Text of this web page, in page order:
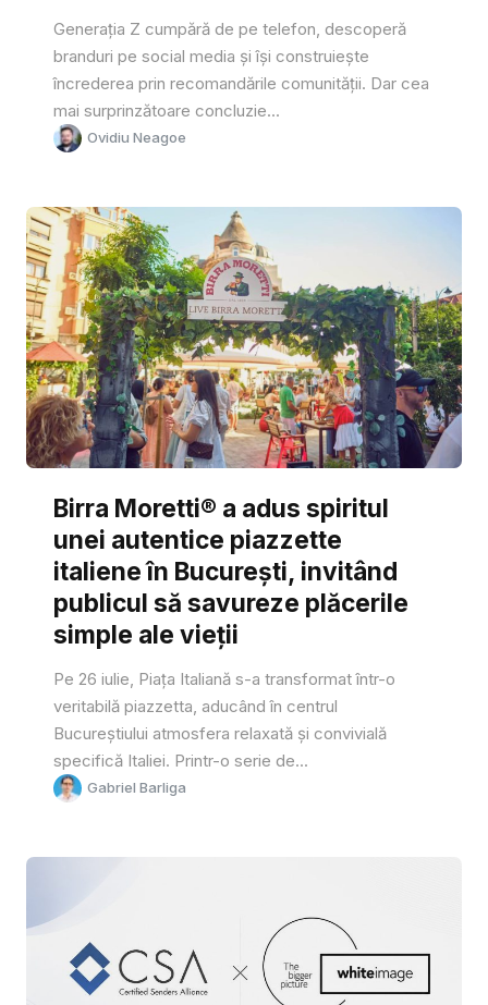
Generația Z cumpără de pe telefon, descoperă
branduri pe social media și își construiește
încrederea prin recomandările comunității. Dar cea
mai surprinzătoare concluzie...
Ovidiu Neagoe
Birra Moretti® a adus spiritul
unei autentice piazzette
italiene în București, invitând
publicul să savureze plăcerile
simple ale vieții
Pe 26 iulie, Piața Italiană s-a transformat într-o
veritabilă piazzetta, aducând în centrul
Bucureștiului atmosfera relaxată și convivială
specifică Italiei. Printr-o serie de...
Gabriel Barliga